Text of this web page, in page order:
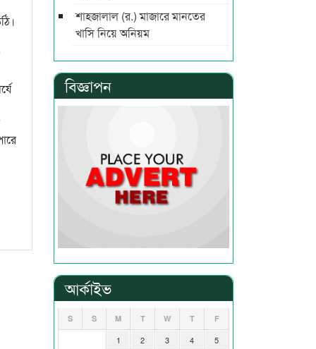
শাহজালাল (র.) মাজারে মানতের
খাসি নিয়ে অনিয়ম
বিজ্ঞাপন
আর্কাইভ
S S M T W T F
1 2 3 4
5